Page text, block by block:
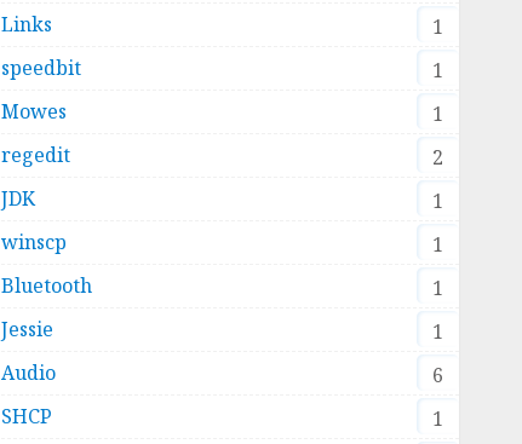
Links
1
speedbit
1
Mowes
1
regedit
2
JDK
1
winscp
1
Bluetooth
1
Jessie
1
Audio
6
SHCP
1